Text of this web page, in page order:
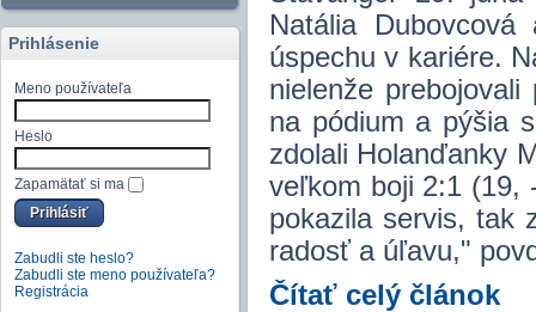
Prihlásenie
Meno používateľa
Heslo
Zapamätať si ma
Zabudli ste heslo?
Zabudli ste meno používateľa?
Registrácia
Natália
úspechu v kariére.
nielenže
na pódium a pýšia
zdolali Holanďanky
veľkom boji 2:1 (19,
pokazila servis, tak
radosť a úľavu,"
Čítať celý článok